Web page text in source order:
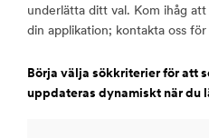
underlätta ditt val. Kom ihåg
din applikation; kontakta oss
Börja välja sökkriterier för att
uppdateras dynamiskt när du